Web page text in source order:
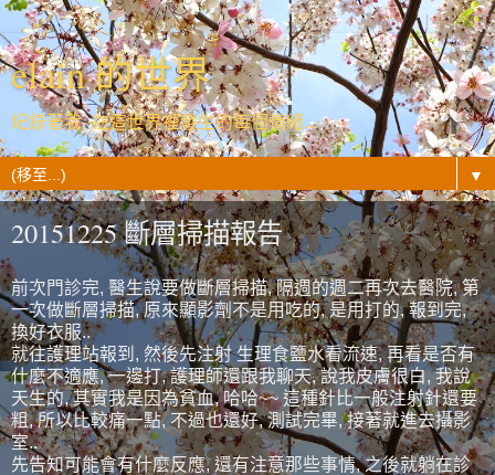
elain 的世界
紀錄著我- 在這世界裡發生的每個情緒...
▼
20151225 斷層掃描報告
前次門診完, 醫生說要做斷層掃描, 隔週的週二再次去醫院, 第
一次做斷層掃描, 原來顯影劑不是用吃的, 是用打的, 報到完,
換好衣服..
就往護理站報到, 然後先注射 生理食鹽水看流速, 再看是否有
什麼不適應, 一邊打, 護理師還跟我聊天, 說我皮膚很白, 我說
天生的, 其實我是因為貧血, 哈哈~~ 這種針比一般注射針還要
粗, 所以比較痛一點, 不過也還好, 測試完畢, 接著就進去攝影
室..
先告知可能會有什麼反應, 還有注意那些事情, 之後就躺在診